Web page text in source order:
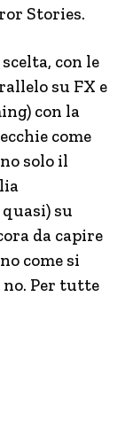
Stories.
con le
su FX e
con la
come
solo il
su
da capire
come si
Per tutte